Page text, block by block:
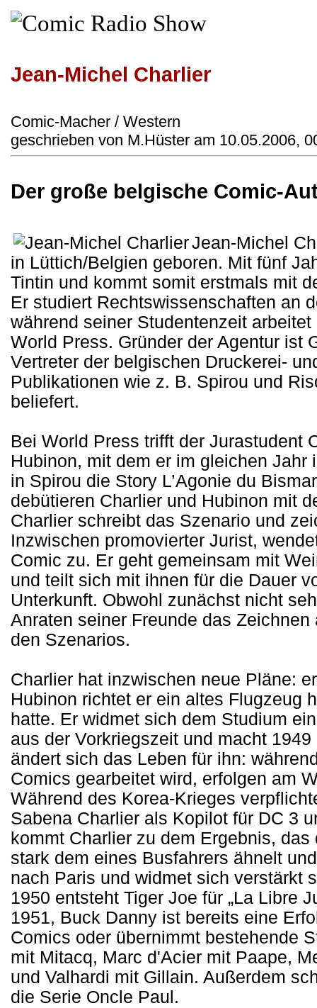
Jean-Michel Charlier
Comic-Macher / Western
geschrieben von M.Hüster am 10.05.2006,
Der große belgische Comic-
Jean-Michel
in Lüttich/Belgien geboren. Mit fünf
Tintin und kommt somit erstmals mit
Er studiert Rechtswissenschaften an
während seiner Studentenzeit
World Press. Gründer der Agentur ist
Vertreter der belgischen Druckerei-
Publikationen wie z. B. Spirou und
beliefert.
Bei World Press trifft der Jurastudent
Hubinon, mit dem er im gleichen
in Spirou die Story L’Agonie du
debütieren Charlier und Hubinon mit
Charlier schreibt das Szenario und
Inzwischen promovierter Jurist,
Comic zu. Er geht gemeinsam mit
und teilt sich mit ihnen für die Dauer
Unterkunft. Obwohl zunächst nicht
Anraten seiner Freunde das
den Szenarios.
Charlier hat inzwischen neue Pläne:
Hubinon richtet er ein altes Flugzeug
hatte. Er widmet sich dem Studium
aus der Vorkriegszeit und macht
ändert sich das Leben für ihn:
Comics gearbeitet wird, erfolgen am
Während des Korea-Krieges
Sabena Charlier als Kopilot für DC 3
kommt Charlier zu dem Ergebnis,
stark dem eines Busfahrers ähnelt
nach Paris und widmet sich verstärkt
1950 entsteht Tiger Joe für „La Libre
1951, Buck Danny ist bereits eine
Comics oder übernimmt bestehende
mit Mitacq, Marc d'Acier mit Paape,
und Valhardi mit Gillain. Außerdem
die Serie Oncle Paul.